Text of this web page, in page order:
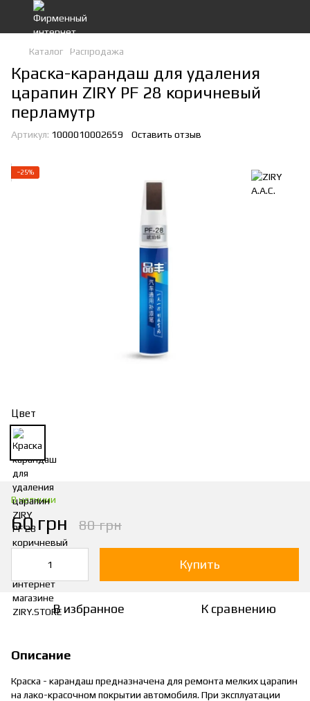
Каталог Распродажа
Краска-карандаш для удаления
царапин ZIRY PF 28 коричневый
перламутр
Артикул: 1000010002659 Оставить отзыв
−25%
Цвет
В наличии
60 грн 80 грн
Купить
В избранное К сравнению
Описание
Краска - карандаш предназначена для ремонта мелких царапин
на лако-красочном покрытии автомобиля. При эксплуатации